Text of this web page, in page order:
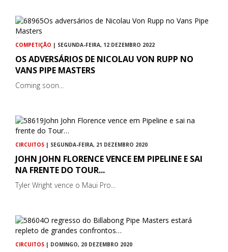
COMPETIÇÃO | SEGUNDA-FEIRA, 12 DEZEMBRO 2022
OS ADVERSÁRIOS DE NICOLAU VON RUPP NO
VANS PIPE MASTERS
Coming soon...
CIRCUITOS | SEGUNDA-FEIRA, 21 DEZEMBRO 2020
JOHN JOHN FLORENCE VENCE EM PIPELINE E SAI
NA FRENTE DO TOUR...
Tyler Wright vence o Maui Pro...
CIRCUITOS | DOMINGO, 20 DEZEMBRO 2020